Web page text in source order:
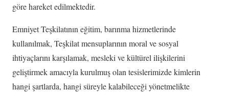
göre hareket edilmektedir.
Emniyet Teşkilatının eğitim, barınma hizmetlerinde
kullanılmak, Teşkilat mensuplarının moral ve sosyal
ihtiyaçlarını karşılamak, mesleki ve kültürel ilişkilerini
geliştirmek amacıyla kurulmuş olan tesislerimizde kimlerin
hangi şartlarda, hangi süreyle kalabileceği yönetmelikte